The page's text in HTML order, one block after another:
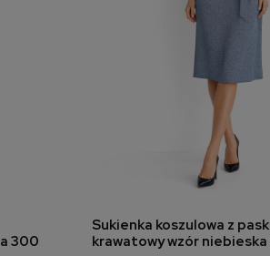
300
dodaj do
Sukienka koszulowa z
krawatowy wzór niebieska